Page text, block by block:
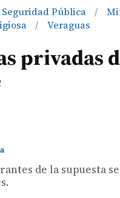
Pública /
/ Veraguas
privadas
de la supuesta